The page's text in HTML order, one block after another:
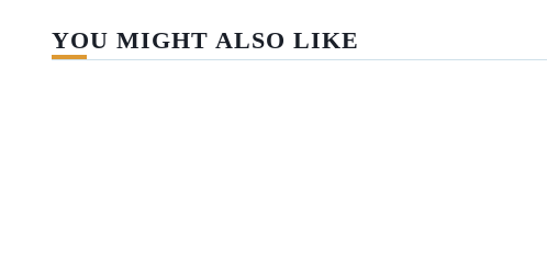
YOU MIGHT ALSO LIKE